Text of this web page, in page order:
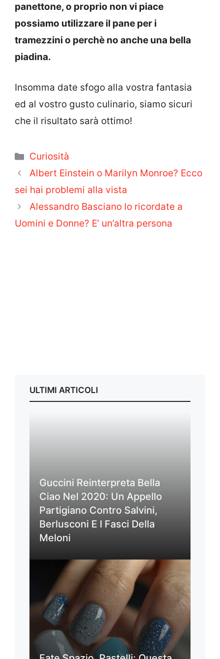
panettone, o proprio non vi piace
possiamo utilizzare il pane per i
tramezzini o perchè no anche una bella
piadina.
Insomma date sfogo alla vostra fantasia
ed al vostro gusto culinario, siamo sicuri
che il risultato sarà ottimo!
Categorie
Curiosità
Albert Einstein o Marilyn Monroe? Ecco
sei hai problemi alla vista
Alessandro Basciano lo ricordate a
Uomini e Donne? E’ un’altra persona
ULTIMI ARTICOLI
Guccini Reinterpreta Bella
Ciao Nel 2020: Un Appello
Partigiano Contro Salvini,
Berlusconi E I Fasci Della
Meloni